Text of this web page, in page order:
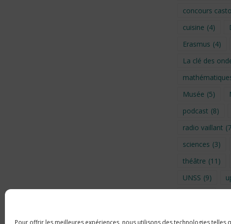
Pour offrir les meilleures expériences, nous utilisons des technologies telles
concours
cuisine (4)
Erasmus (4)
La clé des
Musée (5)
podcast (8)
radio vaillant
sciences (3)
théâtre (11)
UNSS (9)